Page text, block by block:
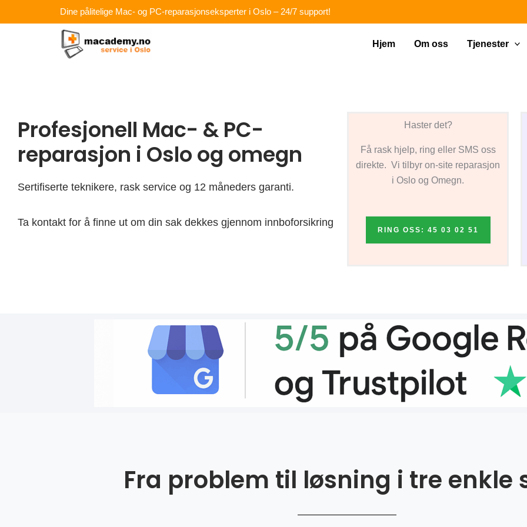
rett
Dine pålitelige Mac- og PC-reparasjonseksperter i Oslo – 24/7 support!
Hjem Om oss Tjenester
Profesjonell Mac- & PC-
reparasjon i Oslo og omegn
Sertifiserte teknikere, rask service og 12 måneders garanti.
Ta kontakt for å finne ut om din sak dekkes gjennom innboforsikring
Haster det?
Få rask hjelp, ring eller SMS oss
direkte. Vi tilbyr on-site reparasjon
i Oslo og Omegn.
RING OSS: 45 03 02 51
Fra problem til løsning i tre enkle